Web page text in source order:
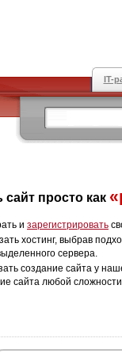
IT-
сайт просто как
и зарегистрировать
хостинг, выбрав
сервера.
создание сайта у
сайта любой